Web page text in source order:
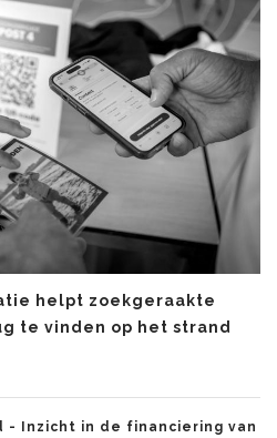
helpt zoekgeraakte
te vinden op het strand
- Inzicht in de financiering van